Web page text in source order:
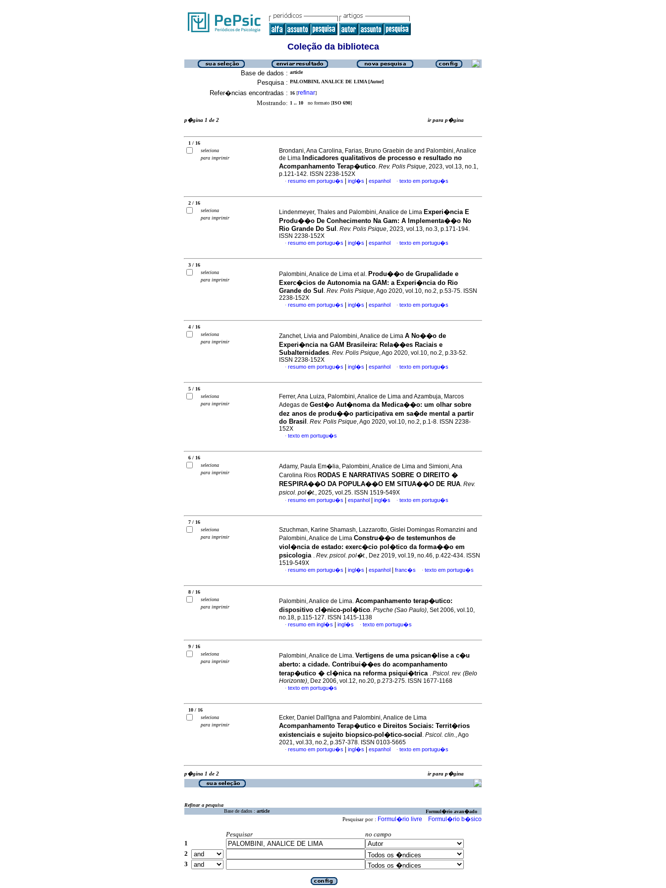
Coleção da biblioteca
Base de dados : article
Pesquisa : PALOMBINI, ANALICE DE LIMA [Autor]
Refer�ncias encontradas : 16 [refinar]
Mostrando: 1 .. 10 no formato [ISO 690]
p�gina 1 de 2 ir para p�gina
1 / 16
seleciona
para imprimir
Brondani, Ana Carolina, Farias, Bruno Graebin de and Palombini, Analice
de Lima Indicadores qualitativos de processo e resultado no
Acompanhamento Terap�utico. Rev. Polis Psique, 2023, vol.13, no.1,
p.121-142. ISSN 2238-152X
· resumo em portugu�s ingl�s espanhol · texto em portugu�s
2 / 16
seleciona
para imprimir
Lindenmeyer, Thales and Palombini, Analice de Lima Experi�ncia E
Produ��o De Conhecimento Na Gam: A Implementa��o No
Rio Grande Do Sul . Rev. Polis Psique, 2023, vol.13, no.3, p.171-194.
ISSN 2238-152X
· resumo em portugu�s ingl�s espanhol · texto em portugu�s
3 / 16
seleciona
para imprimir
Palombini, Analice de Lima et al. Produ��o de Grupalidade e
Exerc�cios de Autonomia na GAM : a Experi�ncia do Rio
Grande do Sul . Rev. Polis Psique, Ago 2020, vol.10, no.2, p.53-75. ISSN
2238-152X
· resumo em portugu�s ingl�s espanhol · texto em portugu�s
4 / 16
seleciona
para imprimir
Zanchet, Livia and Palombini, Analice de Lima A No��o de
Experi�ncia na GAM Brasileira: Rela��es Raciais e
Subalternidades. Rev. Polis Psique, Ago 2020, vol.10, no.2, p.33-52.
ISSN 2238-152X
· resumo em portugu�s ingl�s espanhol · texto em portugu�s
5 / 16
seleciona
para imprimir
Ferrer, Ana Luiza, Palombini, Analice de Lima and Azambuja, Marcos
Adegas de Gest�o Aut�noma da Medica��o: um olhar sobre
dez anos de produ��o participativa em sa�de mental a partir
do Brasil . Rev. Polis Psique, Ago 2020, vol.10, no.2, p.1-8. ISSN 2238-
152X
· texto em portugu�s
6 / 16
seleciona
para imprimir
Adamy, Paula Em�lia, Palombini, Analice de Lima and Simioni, Ana
Carolina Rios RODAS E NARRATIVAS SOBRE O DIREITO �
RESPIRA��O DA POPULA��O EM SITUA��O DE RUA. Rev.
psicol. pol�t., 2025, vol.25. ISSN 1519-549X
· resumo em portugu�s espanhol ingl�s · texto em portugu�s
7 / 16
seleciona
para imprimir
Szuchman, Karine Shamash, Lazzarotto, Gislei Domingas Romanzini and
Palombini, Analice de Lima Constru��o de testemunhos de
viol�ncia de estado: exerc�cio pol�tico da forma��o em
psicologia . Rev. psicol. pol�t., Dez 2019, vol.19, no.46, p.422-434. ISSN
1519-549X
· resumo em portugu�s ingl�s espanhol franc�s · texto em portugu�s
8 / 16
seleciona
para imprimir
Palombini, Analice de Lima. Acompanhamento terap�utico:
dispositivo cl�nico-pol�tico. Psyche (Sao Paulo), Set 2006, vol.10,
no.18, p.115-127. ISSN 1415-1138
· resumo em ingl�s ingl�s · texto em portugu�s
9 / 16
seleciona
para imprimir
Palombini, Analice de Lima. Vertigens de uma psican�lise a c�u
aberto: a cidade. Contribui��es do acompanhamento
terap�utico � cl�nica na reforma psiqui�trica . Psicol. rev. (Belo
Horizonte), Dez 2006, vol.12, no.20, p.273-275. ISSN 1677-1168
· texto em portugu�s
10 / 16
seleciona
para imprimir
Ecker, Daniel Dall'Igna and Palombini, Analice de Lima
Acompanhamento Terap�utico e Direitos Sociais: Territ�rios
existenciais e sujeito biopsico-pol�tico-social . Psicol. clin., Ago
2021, vol.33, no.2, p.357-378. ISSN 0103-5665
· resumo em portugu�s ingl�s espanhol · texto em portugu�s
p�gina 1 de 2 ir para p�gina
Refinar a pesquisa
Base de dados : article Formul�rio avan�ado
Pesquisar por : Formul�rio livre Formul�rio b�sico
Pesquisar
no campo
1
2
3